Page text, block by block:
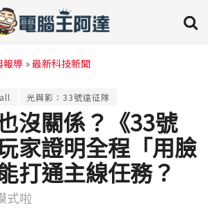
報導 »最新科技新聞
光與影：33號遠征隊
沒關係？《33號
家證明全程「用臉
打通主線任務？
式啦